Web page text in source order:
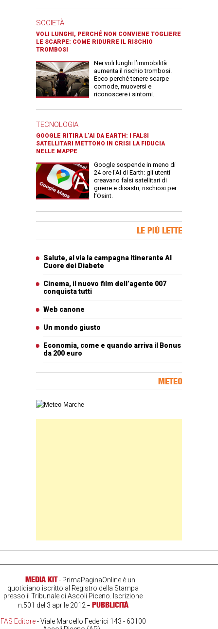
SOCIETÀ
VOLI LUNGHI, PERCHÉ NON CONVIENE TOGLIERE
LE SCARPE: COME RIDURRE IL RISCHIO
TROMBOSI
Nei voli lunghi l’immobilità
aumenta il rischio trombosi.
Ecco perché tenere scarpe
comode, muoversi e
riconoscere i sintomi.
TECNOLOGIA
GOOGLE RITIRA L’AI DA EARTH: I FALSI
SATELLITARI METTONO IN CRISI LA FIDUCIA
NELLE MAPPE
Google sospende in meno di
24 ore l’AI di Earth: gli utenti
creavano falsi satellitari di
guerre e disastri, rischiosi per
l’Osint.
LE PIÙ LETTE
Salute, al via la campagna itinerante Al
Cuore dei Diabete
Cinema, il nuovo film dell’agente 007
conquista tutti
Web canone
Un mondo giusto
Economia, come e quando arriva il Bonus
da 200 euro
METEO
Carta meteorologica delle Marche
MEDIA KIT- PrimaPaginaOnline è un
quotidiano iscritto al Registro della Stampa
presso il Tribunale di Ascoli Piceno. Iscrizione
n.501 del 3 aprile 2012- PUBBLICITÀ
FAS Editore- Viale Marcello Federici 143 - 63100